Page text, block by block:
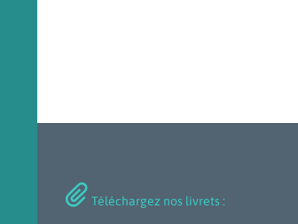
 Téléchargez nos livrets :